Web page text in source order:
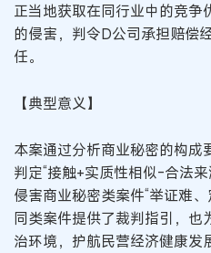
正当地获取在同行业中的竞争
的侵害，判令D公司承担赔偿
任。
【典型意义】
本案通过分析商业秘密的构成
判定“接触+实质性相似-合法
侵害商业秘密类案件“举证难
同类案件提供了裁判指引，也
治环境，护航民营经济健康发